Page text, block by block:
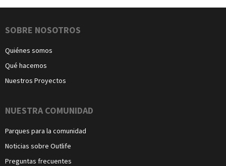
Navegación
SOBRE NOSOTROS
Quiénes somos
Qué hacemos
Nuestros Proyectos
NUESTRA COMUNIDAD
Parques para la comunidad
Noticias sobre Outlife
Preguntas frecuentes